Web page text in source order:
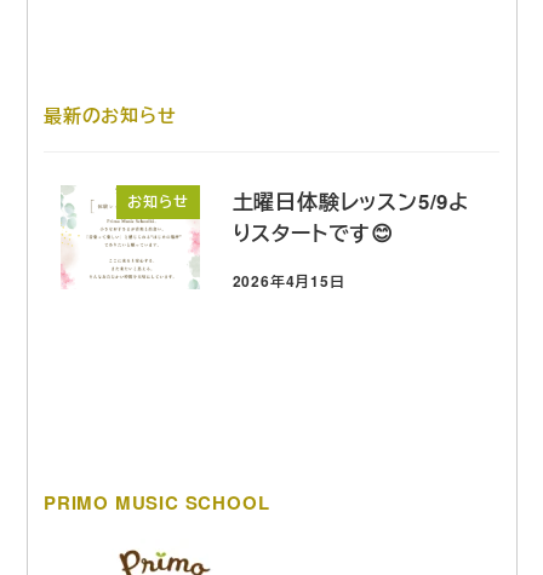
最新のお知らせ
お知らせ
土曜日体験レッスン5/9よ
りスタートです😊
投稿日
2026年4月15日
PRIMO MUSIC SCHOOL